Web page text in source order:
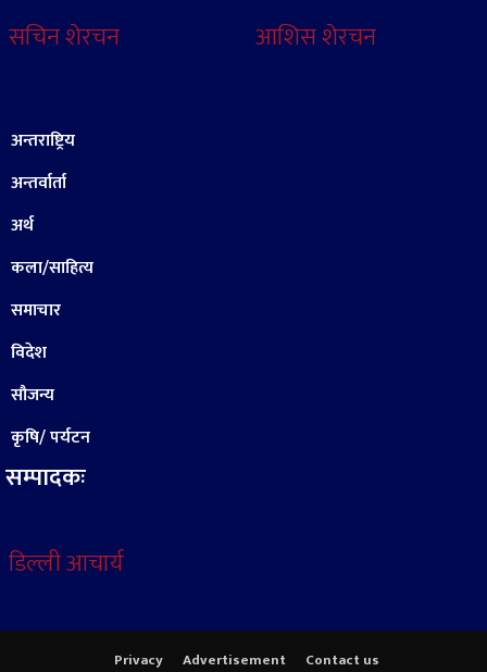
सचिन शेरचन आशिस शेरचन
अन्तराष्ट्रिय
अन्तर्वार्ता
अर्थ
कला/साहित्य
समाचार
विदेश
सौजन्य
कृषि/ पर्यटन
सम्पादकः
डिल्ली आचार्य
Privacy Advertisement Contact us